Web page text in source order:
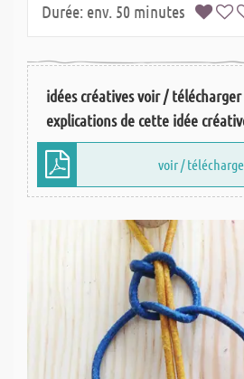
Durée: env. 50 minutes
idées créatives voir /
explications de cette idée
voir /